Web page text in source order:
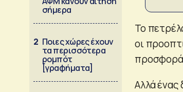
σήμερα
2 Ποιες χώρες έχουν
τα περισσότερα
ρομπότ
[γραφήματα]
Το
οι
Αλλά ένας